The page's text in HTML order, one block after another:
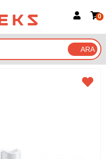
Google İle Bağlan
0